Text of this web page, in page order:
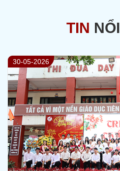
TIN NỔI
29-05-2026